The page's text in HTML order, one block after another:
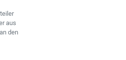
aus
den